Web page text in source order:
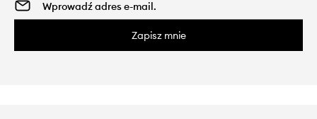
Zapisz mnie